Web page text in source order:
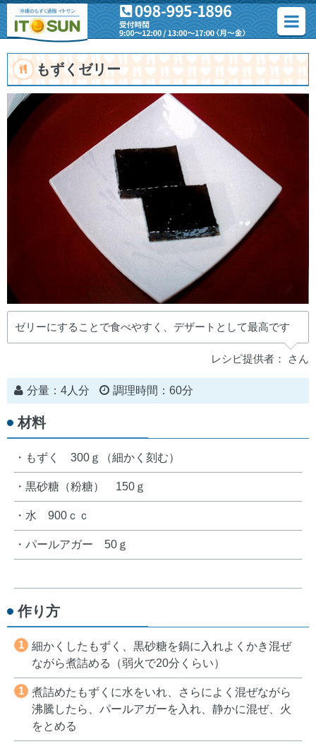
もずくゼリー
ゼリーにすることで食べやすく、デザートとして最高です
レシピ提供者： さん
分量：4人分 調理時間：60分
材料
・もずく 300ｇ（細かく刻む）
・黒砂糖（粉糖） 150ｇ
・水 900ｃｃ
・パールアガー 50ｇ
作り方
1
細かくしたもずく、黒砂糖を鍋に入れよくかき混ぜ
ながら煮詰める（弱火で20分くらい）
1
煮詰めたもずくに水をいれ、さらによく混ぜながら
沸騰したら、パールアガーを入れ、静かに混ぜ、火
をとめる